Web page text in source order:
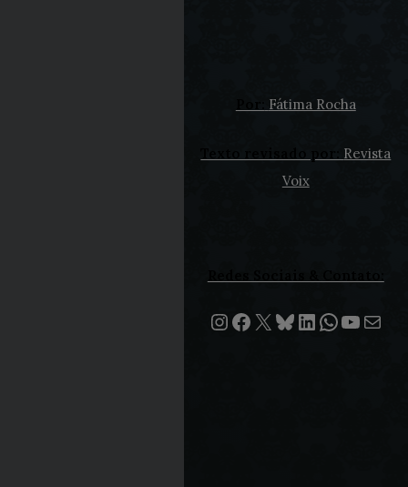
Fátima Rocha
Revista
Voix
Instagram
Facebook
X Bluesky
LinkedIn
E-mail